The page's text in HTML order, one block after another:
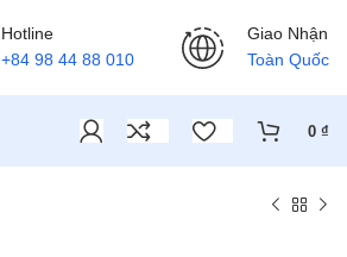
Hotline
+84 98 44 88 010
Giao Nhận
Toàn Quốc
0 ₫